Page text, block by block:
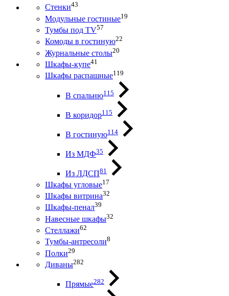
Стенки43
Модульные гостиные19
Тумбы под ТV57
Комоды в гостиную22
Журнальные столы20
Шкафы-купе41
Шкафы распашные119
В спальню115
В коридор115
В гостиную114
Из МДФ35
Из ЛДСП81
Шкафы угловые17
Шкафы витрина32
Шкафы-пенал39
Навесные шкафы32
Стеллажи62
Тумбы-антресоли8
Полки29
Диваны282
Прямые282